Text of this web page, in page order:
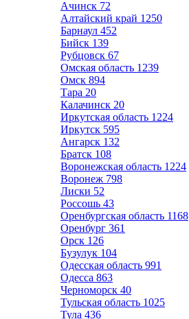
Ачинск 72
Алтайский край 1250
Барнаул 452
Бийск 139
Рубцовск 67
Омская область 1239
Омск 894
Тара 20
Калачинск 20
Иркутская область 1224
Иркутск 595
Ангарск 132
Братск 108
Воронежская область 1224
Воронеж 798
Лиски 52
Россошь 43
Оренбургская область 1168
Оренбург 361
Орск 126
Бузулук 104
Одесская область 991
Одесса 863
Черноморск 40
Тульская область 1025
Тула 436